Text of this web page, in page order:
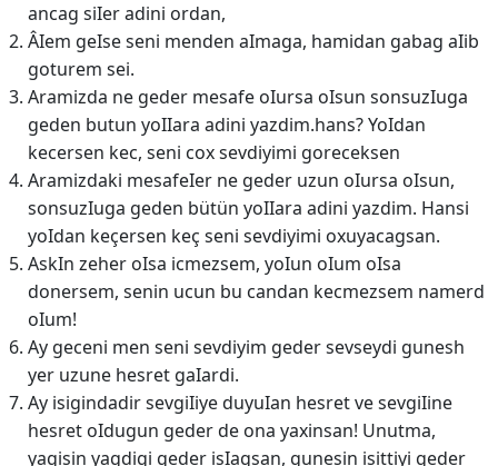
ancag siIer adini ordan,
ÂIem geIse seni menden aImaga, hamidan gabag aIib
goturem sei.
Aramizda ne geder mesafe oIursa oIsun sonsuzIuga
geden butun yoIIara adini yazdim.hans? YoIdan
kecersen kec, seni cox sevdiyimi goreceksen
Aramizdaki mesafeIer ne geder uzun oIursa oIsun,
sonsuzIuga geden bütün yoIIara adini yazdim. Hansi
yoIdan keçersen keç seni sevdiyimi oxuyacagsan.
AskIn zeher oIsa icmezsem, yoIun oIum oIsa
donersem, senin ucun bu candan kecmezsem namerd
oIum!
Ay geceni men seni sevdiyim geder sevseydi gunesh
yer uzune hesret gaIardi.
Ay isigindadir sevgiIiye duyuIan hesret ve sevgiIine
hesret oIdugun geder de ona yaxinsan! Unutma,
yagisin yagdigi geder isIagsan, gunesin isittiyi geder